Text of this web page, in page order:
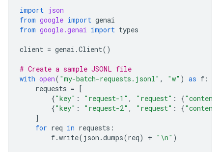
import json
from google import genai
from google.genai import types
client = genai .Client()
# Create a sample JSONL file
with open( "my-batch-requests.jsonl" , "w" ) as f :
requests = [
{"key" : "request-1" , "request" : {
{"key" : "request-2" , "request" : {
]
for req in requests :
f.write( json .dumps(req) + " \n" )